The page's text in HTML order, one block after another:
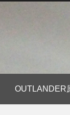
OUTLANDER